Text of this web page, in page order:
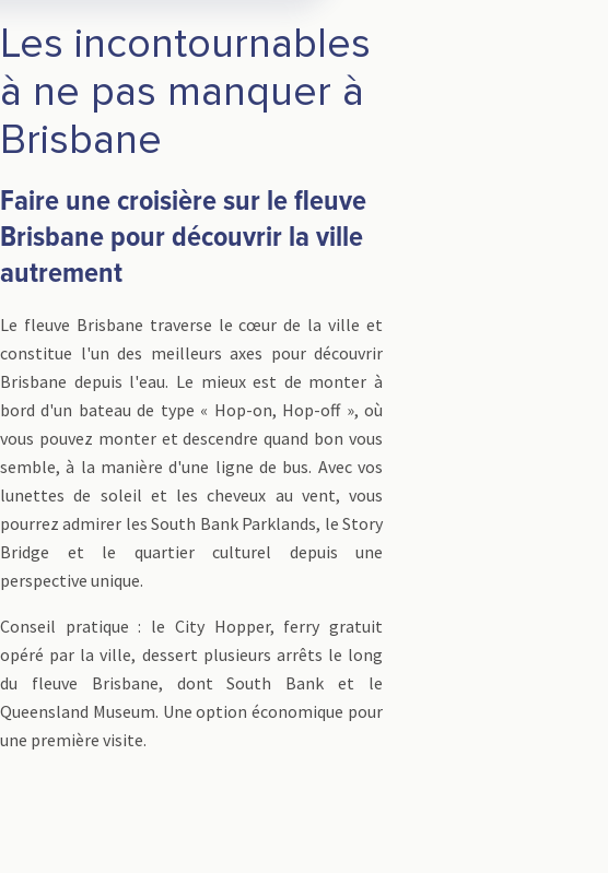
Les incontournables
à ne pas manquer à
Brisbane
Faire une croisière sur le fleuve
Brisbane pour découvrir la ville
autrement
Le fleuve Brisbane traverse le cœur de la ville et
constitue l'un des meilleurs axes pour découvrir
Brisbane depuis l'eau. Le mieux est de monter à
bord d'un bateau de type « Hop-on, Hop-off », où
vous pouvez monter et descendre quand bon vous
semble, à la manière d'une ligne de bus. Avec vos
lunettes de soleil et les cheveux au vent, vous
pourrez admirer les South Bank Parklands, le Story
Bridge et le quartier culturel depuis une
perspective unique.
Conseil pratique : le City Hopper, ferry gratuit
opéré par la ville, dessert plusieurs arrêts le long
du fleuve Brisbane, dont South Bank et le
Queensland Museum. Une option économique pour
une première visite.